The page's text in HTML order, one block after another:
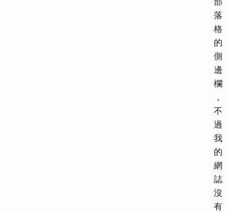
落
格
的
側
邊
欄
，
不
過
我
的
網
誌
沒
有